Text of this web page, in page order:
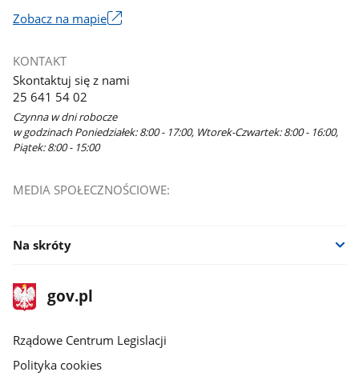
Zobacz na mapieLink
nowym
KONTAKT
Skontaktuj się z nami
25 641 54 02
Czynna w dni robocze
w godzinach Poniedziałek: 8:00 - 17:00, Wtorek-Czwartek: 8:00 - 16:00,
Piątek: 8:00 - 15:00
MEDIA SPOŁECZNOŚCIOWE:
Na skróty
stopka
gov.plStrona
gov.pl
Rządowe Centrum Legislacji
Polityka cookies